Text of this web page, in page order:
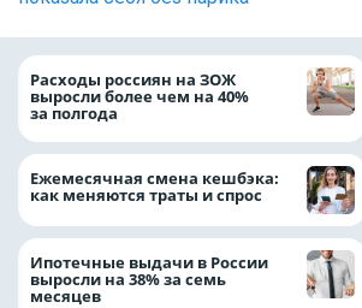
Расходы россиян на ЗОЖ
выросли более чем на 40%
за полгода
Ежемесячная смена кешбэка:
как меняются траты и спрос
Ипотечные выдачи в России
выросли на 38% за семь
месяцев